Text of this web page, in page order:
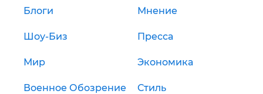
Блоги Мнение
Шоу-Биз Пресса
Мир Экономика
Военное Обозрение Стиль